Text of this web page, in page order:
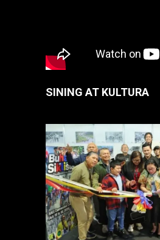
SINING AT KULTURA